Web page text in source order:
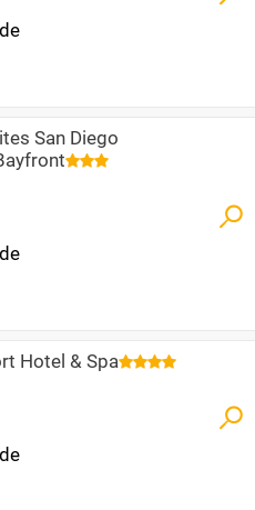
San Diego
Hotel & Spa